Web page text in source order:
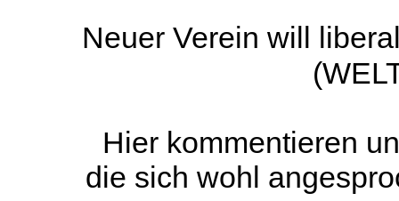
Neuer Verein will
Hier kommentieren
die sich wohl